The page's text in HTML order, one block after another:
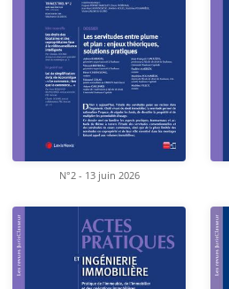
N°2 - 13 juin 2026